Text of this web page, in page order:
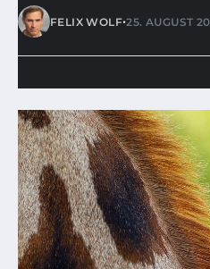
FELIX WOLF•25. AUGUST